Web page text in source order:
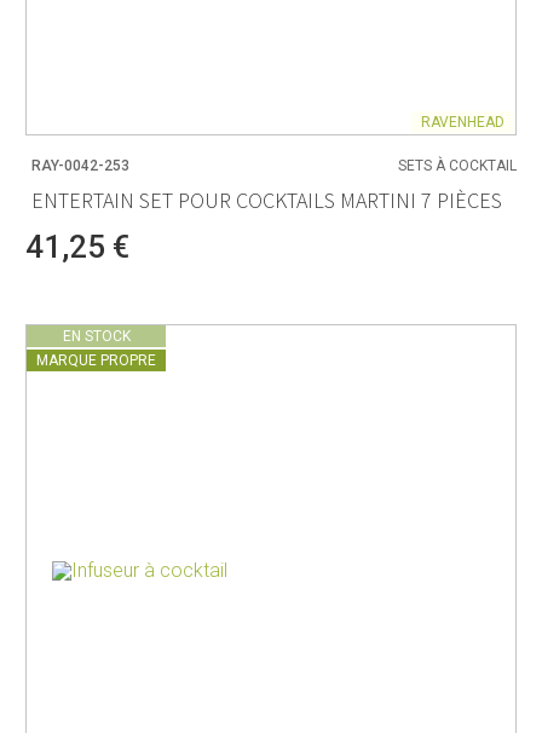
RAVENHEAD
RAY-0042-253 SETS À COCKTAIL
ENTERTAIN SET POUR COCKTAILS MARTINI 7 PIÈCES
41,25 €
EN STOCK
MARQUE PROPRE